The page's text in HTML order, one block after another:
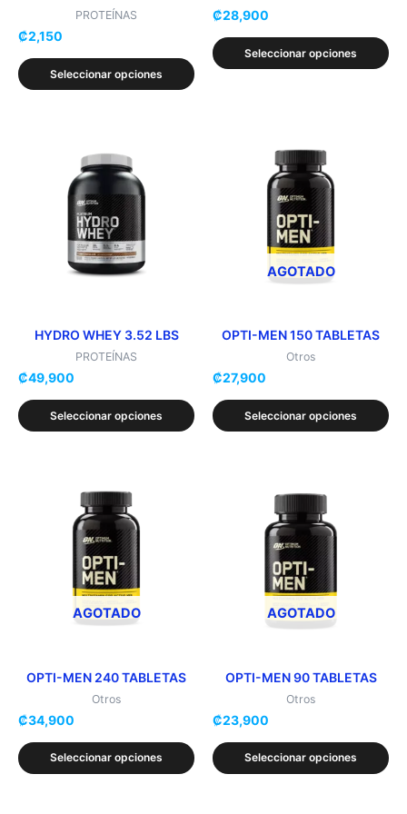
PROTEÍNAS
₡2,150
Seleccionar opciones
la
de
producto
₡28,900
Seleccionar opciones
página
de
HYDRO WHEY 3.52 LBS
PROTEÍNAS
₡49,900
Seleccionar opciones
producto
tiene
múltiples
variantes.
Las
opciones
elegir
en
página
de
AGOTADO
OPTI-MEN 150 TABLETAS
Otros
₡27,900
Seleccionar opciones
producto
tiene
múltiples
variantes.
Las
opciones
elegir
en
página
de
AGOTADO
OPTI-MEN 240 TABLETAS
Otros
₡34,900
Seleccionar opciones
producto
tiene
múltiples
variantes.
Las
opciones
elegir
en
página
de
AGOTADO
OPTI-MEN 90 TABLETAS
Otros
₡23,900
Seleccionar opciones
producto
tiene
múltiples
variantes.
Las
opciones
se
elegir
en
página
de